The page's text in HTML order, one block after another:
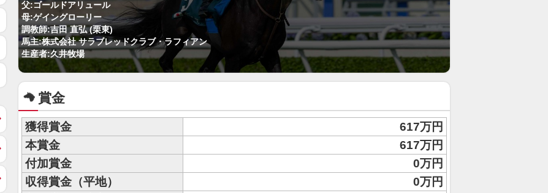
父:ゴールドアリュール
母:ゲイングローリー
調教師:吉田 直弘 (栗東)
馬主:株式会社 サラブレッドクラブ・ラフィアン
生産者:久井牧場
賞金
獲得賞金
617万円
本賞金
617万円
付加賞金
0万円
収得賞金（平地）
0万円